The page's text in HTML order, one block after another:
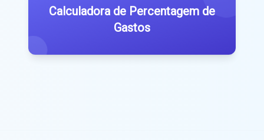
Calculadora de Percentagem de
Gastos